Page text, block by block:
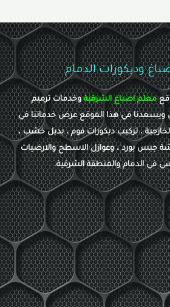
وديكورات الدمام
معلم اصباغ الشرقيةوخدمات ترميم
ويسعدنا في هذا الموقع عرض خدماتنا في
، تركيب ديكورات فوم ، بديل خشب ،
جبس بورد ، وعوازل الاسطح والارضيات
في الدمام والمنطقة الشرقية.